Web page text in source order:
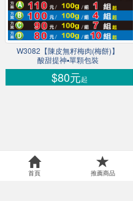
W3082【陳皮無籽梅肉(梅餅)】
酸甜提神▪單顆包裝
$80元起
首頁 推薦商品